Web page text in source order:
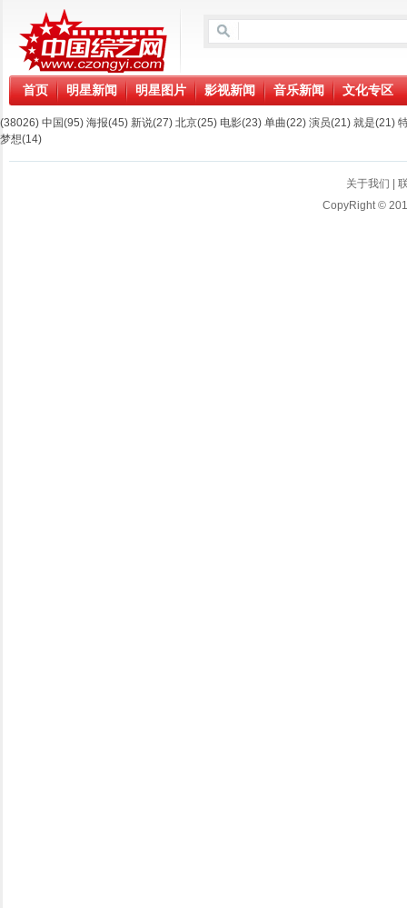
首页 明星新闻 明星图片 影视新闻 音乐新闻 文化专区
(38026) 中国(95) 海报(45) 新说(27) 北京(25) 电影(23) 单曲(22) 演员(21) 就是(21)
梦想(14)
关于我们
CopyRight ©